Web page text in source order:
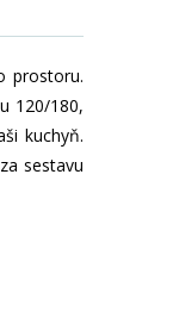
prostoru.
120/180,
kuchyň.
sestavu